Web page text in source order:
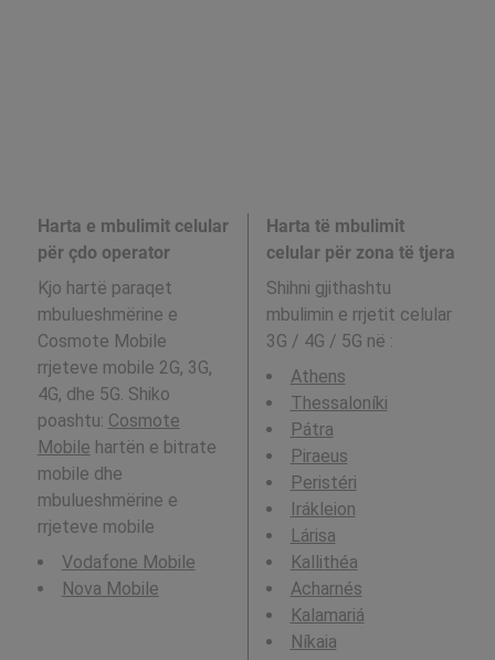
Harta e mbulimit celular
për çdo operator
Kjo hartë paraqet
mbulueshmërine e
Cosmote Mobile
rrjeteve mobile 2G, 3G,
4G, dhe 5G. Shiko
poashtu: Cosmote
Mobile hartën e bitrate
mobile dhe
mbulueshmërine e
rrjeteve mobile
Vodafone Mobile
Nova Mobile
Harta të mbulimit
celular për zona të tjera
Shihni gjithashtu
mbulimin e rrjetit celular
3G / 4G / 5G në :
Athens
Thessaloníki
Pátra
Piraeus
Peristéri
Irákleion
Lárisa
Kallithéa
Acharnés
Kalamariá
Níkaia